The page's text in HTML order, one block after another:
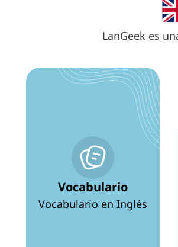
LanGeek es
Vocabulario
Vocabulario en Inglés